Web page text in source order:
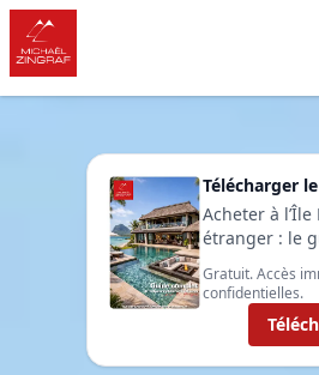
Télécharger
Acheter à
étranger : le
Gratuit. Accès
confidentielles.